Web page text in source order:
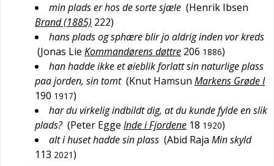
min plads er hos de sorte sjæle (Henrik Ibsen
Brand (1885) 222)
hans plads og sphære blir jo aldrig inden vor kreds
(Jonas Lie Kommandørens døttre 206 1886)
han hadde ikke et øieblik forlatt sin naturlige plass
paa jorden, sin tomt (Knut Hamsun Markens Grøde I
190 1917)
har du virkelig indbildt dig, at du kunde fylde en slik
plads? (Peter Egge Inde i Fjordene 18 1920)
alt i huset hadde sin plass (Abid Raja Min skyld
113 2021)